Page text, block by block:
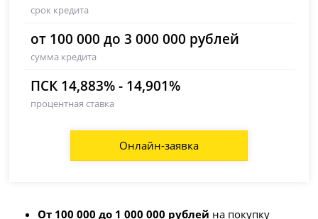
От 100 000 до 1 000 000 рублей на покупку
срок кредита
от 100 000 до 3 000 000 рублей
сумма кредита
ПСК 14,883% - 14,901%
процентная ставка
Онлайн-заявка